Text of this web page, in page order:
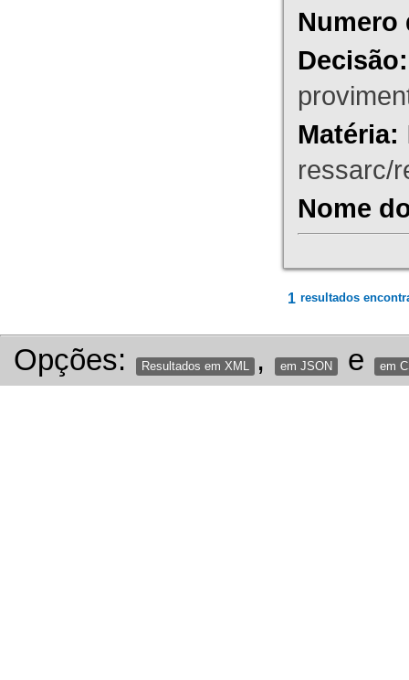
Numero
Decisão:
Matéria:
ressarc/
Nome
1 resultados
Opções: Resultados em XML , em JSON e em